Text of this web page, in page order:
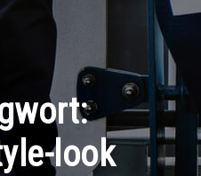
look